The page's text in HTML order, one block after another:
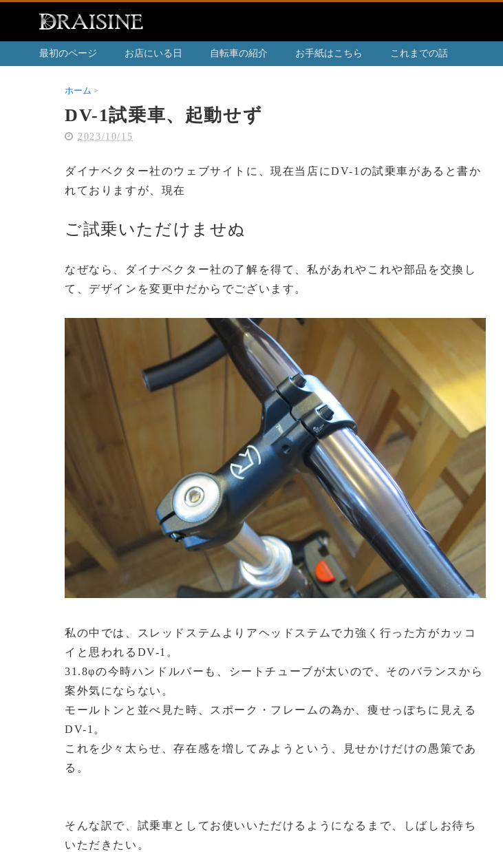
最初のページ お店にいる日 自転車の紹介 お手紙はこちら これまでの話
ホーム
DV-1試乗車、起動せず
2023/10/15
ダイナベクター社のウェブサイトに、現在当店にDV-1の試乗車があると書か
れておりますが、現在
ご試乗いただけませぬ
なぜなら、ダイナベクター社の了解を得て、私があれやこれや部品を交換し
て、デザインを変更中だからでございます。
私の中では、スレッドステムよりアヘッドステムで力強く行った方がカッコ
イと思われるDV-1。
31.8φの今時ハンドルバーも、シートチューブが太いので、そのバランスから
案外気にならない。
モールトンと並べ見た時、スポーク・フレームの為か、痩せっぽちに見える
DV-1。
これを少々太らせ、存在感を増してみようという、見せかけだけの愚策であ
る。
そんな訳で、試乗車としてお使いいただけるようになるまで、しばしお待ち
いただきたい。